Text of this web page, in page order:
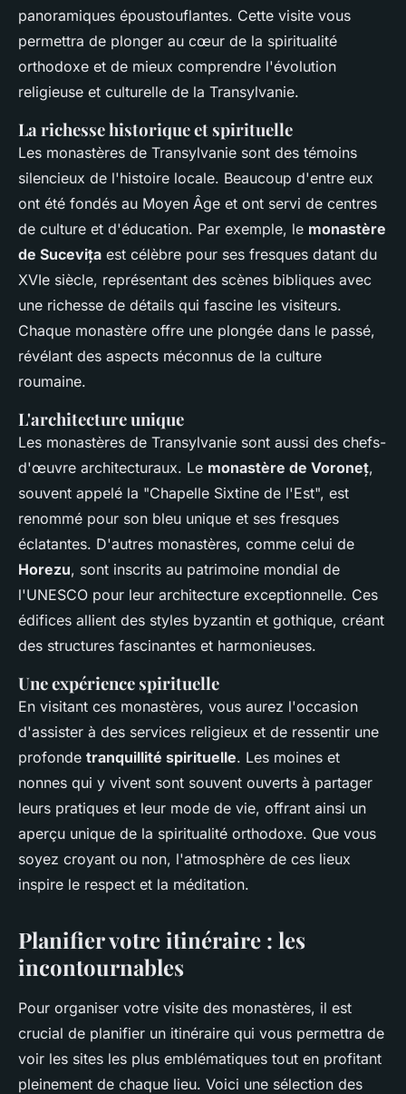
panoramiques époustouflantes. Cette visite vous
permettra de plonger au cœur de la spiritualité
orthodoxe et de mieux comprendre l'évolution
religieuse et culturelle de la Transylvanie.
La richesse historique et spirituelle
Les monastères de Transylvanie sont des témoins
silencieux de l'histoire locale. Beaucoup d'entre eux
ont été fondés au Moyen Âge et ont servi de centres
de culture et d'éducation. Par exemple, le monastère
de Sucevița est célèbre pour ses fresques datant du
XVIe siècle, représentant des scènes bibliques avec
une richesse de détails qui fascine les visiteurs.
Chaque monastère offre une plongée dans le passé,
révélant des aspects méconnus de la culture
roumaine.
L'architecture unique
Les monastères de Transylvanie sont aussi des chefs-
d'œuvre architecturaux. Le monastère de Voroneț,
souvent appelé la "Chapelle Sixtine de l'Est", est
renommé pour son bleu unique et ses fresques
éclatantes. D'autres monastères, comme celui de
Horezu, sont inscrits au patrimoine mondial de
l'UNESCO pour leur architecture exceptionnelle. Ces
édifices allient des styles byzantin et gothique, créant
des structures fascinantes et harmonieuses.
Une expérience spirituelle
En visitant ces monastères, vous aurez l'occasion
d'assister à des services religieux et de ressentir une
profonde tranquillité spirituelle. Les moines et
nonnes qui y vivent sont souvent ouverts à partager
leurs pratiques et leur mode de vie, offrant ainsi un
aperçu unique de la spiritualité orthodoxe. Que vous
soyez croyant ou non, l'atmosphère de ces lieux
inspire le respect et la méditation.
Planifier votre itinéraire : les
incontournables
Pour organiser votre visite des monastères, il est
crucial de planifier un itinéraire qui vous permettra de
voir les sites les plus emblématiques tout en profitant
pleinement de chaque lieu. Voici une sélection des